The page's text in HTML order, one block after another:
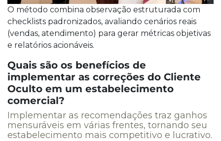
O método combina observação estruturada com
checklists padronizados, avaliando cenários reais
(vendas, atendimento) para gerar métricas objetivas
e relatórios acionáveis.
Quais são os benefícios de
implementar as correções do Cliente
Oculto em um estabelecimento
comercial?
Implementar as recomendações traz ganhos
mensuráveis em várias frentes, tornando seu
estabelecimento mais competitivo e lucrativo.